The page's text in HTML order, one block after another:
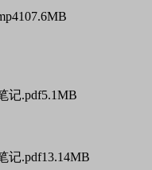
107.6MB
记.pdf5.1MB
记.pdf13.14MB